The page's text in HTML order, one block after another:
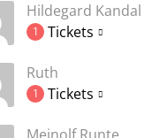
Hildegard Kandal
1 Tickets
Ruth
1 Tickets